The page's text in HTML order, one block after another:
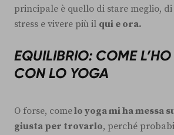
principale è quello di stare meglio,
stress e vivere più il qui e ora.
EQUILIBRIO: COME
CON LO YOGA
O forse, comelo yoga mi ha messa
giusta per trovarlo, perché